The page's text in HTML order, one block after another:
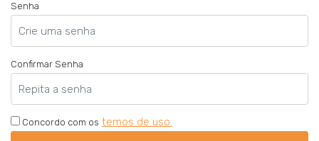
Senha
Confirmar Senha
Concordo com os temos de uso.